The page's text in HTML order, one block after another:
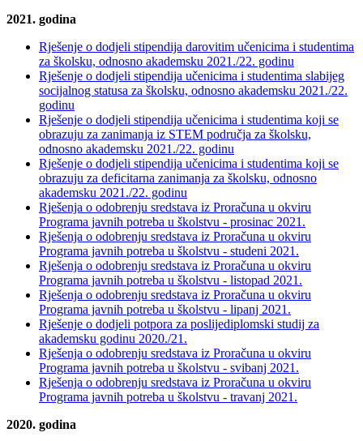
2021. godina
Rješenje o dodjeli stipendija darovitim učenicima i studentima
za školsku, odnosno akademsku 2021./22. godinu
Rješenje o dodjeli stipendija učenicima i studentima slabijeg
socijalnog statusa za školsku, odnosno akademsku 2021./22.
godinu
Rješenje o dodjeli stipendija učenicima i studentima koji se
obrazuju za zanimanja iz STEM područja za školsku,
odnosno akademsku 2021./22. godinu
Rješenje o dodjeli stipendija učenicima i studentima koji se
obrazuju za deficitarna zanimanja za školsku, odnosno
akademsku 2021./22. godinu
Rješenja o odobrenju sredstava iz Proračuna u okviru
Programa javnih potreba u školstvu - prosinac 2021.
Rješenja o odobrenju sredstava iz Proračuna u okviru
Programa javnih potreba u školstvu - studeni 2021.
Rješenja o odobrenju sredstava iz Proračuna u okviru
Programa javnih potreba u školstvu - listopad 2021.
Rješenja o odobrenju sredstava iz Proračuna u okviru
Programa javnih potreba u školstvu - lipanj 2021.
Rješenje o dodjeli potpora za poslijediplomski studij za
akademsku godinu 2020./21.
Rješenja o odobrenju sredstava iz Proračuna u okviru
Programa javnih potreba u školstvu - svibanj 2021.
Rješenja o odobrenju sredstava iz Proračuna u okviru
Programa javnih potreba u školstvu - travanj 2021.
2020. godina